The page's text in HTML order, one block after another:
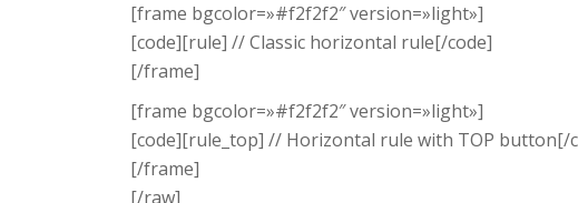
[frame bgcolor=»#f2f2f2″ version=»light»]
[code][rule] // Classic horizontal rule[/code]
[/frame]
[frame bgcolor=»#f2f2f2″ version=»light»]
[code][rule_top] // Horizontal rule with TOP button[/
[/frame]
[/raw]